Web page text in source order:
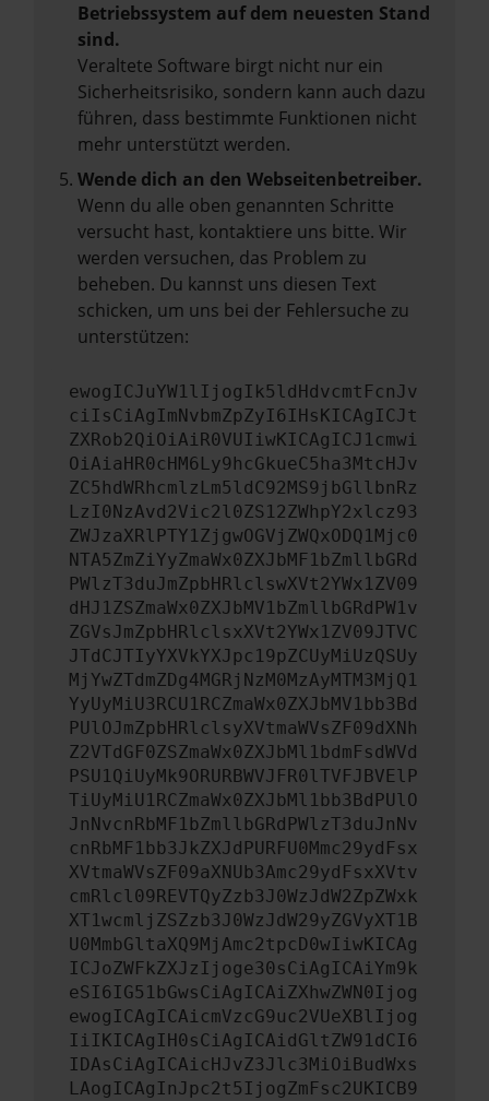
Betriebssystem auf dem neuesten Stand
sind.
Veraltete Software birgt nicht nur ein
Sicherheitsrisiko, sondern kann auch dazu
führen, dass bestimmte Funktionen nicht
mehr unterstützt werden.
Wende dich an den Webseitenbetreiber.
Wenn du alle oben genannten Schritte
versucht hast, kontaktiere uns bitte. Wir
werden versuchen, das Problem zu
beheben. Du kannst uns diesen Text
schicken, um uns bei der Fehlersuche zu
unterstützen:
ewogICJuYW1lIjogIk5ldHdvcmtFcnJv
ciIsCiAgImNvbmZpZyI6IHsKICAgICJt
ZXRob2QiOiAiR0VUIiwKICAgICJ1cmwi
OiAiaHR0cHM6Ly9hcGkueC5ha3MtcHJv
ZC5hdWRhcmlzLm5ldC92MS9jbGllbnRz
LzI0NzAvd2Vic2l0ZS12ZWhpY2xlcz93
ZWJzaXRlPTY1ZjgwOGVjZWQxODQ1Mjc0
NTA5ZmZiYyZmaWx0ZXJbMF1bZmllbGRd
PWlzT3duJmZpbHRlclswXVt2YWx1ZV09
dHJ1ZSZmaWx0ZXJbMV1bZmllbGRdPW1v
ZGVsJmZpbHRlclsxXVt2YWx1ZV09JTVC
JTdCJTIyYXVkYXJpc19pZCUyMiUzQSUy
MjYwZTdmZDg4MGRjNzM0MzAyMTM3MjQ1
YyUyMiU3RCU1RCZmaWx0ZXJbMV1bb3Bd
PUlOJmZpbHRlclsyXVtmaWVsZF09dXNh
Z2VTdGF0ZSZmaWx0ZXJbMl1bdmFsdWVd
PSU1QiUyMk9ORURBWVJFR0lTVFJBVElP
TiUyMiU1RCZmaWx0ZXJbMl1bb3BdPUlO
JnNvcnRbMF1bZmllbGRdPWlzT3duJnNv
cnRbMF1bb3JkZXJdPURFU0Mmc29ydFsx
XVtmaWVsZF09aXNUb3Amc29ydFsxXVtv
cmRlcl09REVTQyZzb3J0WzJdW2ZpZWxk
XT1wcmljZSZzb3J0WzJdW29yZGVyXT1B
U0MmbGltaXQ9MjAmc2tpcD0wIiwKICAg
ICJoZWFkZXJzIjoge30sCiAgICAiYm9k
eSI6IG51bGwsCiAgICAiZXhwZWN0Ijog
ewogICAgICAicmVzcG9uc2VUeXBlIjog
IiIKICAgIH0sCiAgICAidGltZW91dCI6
IDAsCiAgICAicHJvZ3Jlc3MiOiBudWxs
LAogICAgInJpc2t5IjogZmFsc2UKICB9